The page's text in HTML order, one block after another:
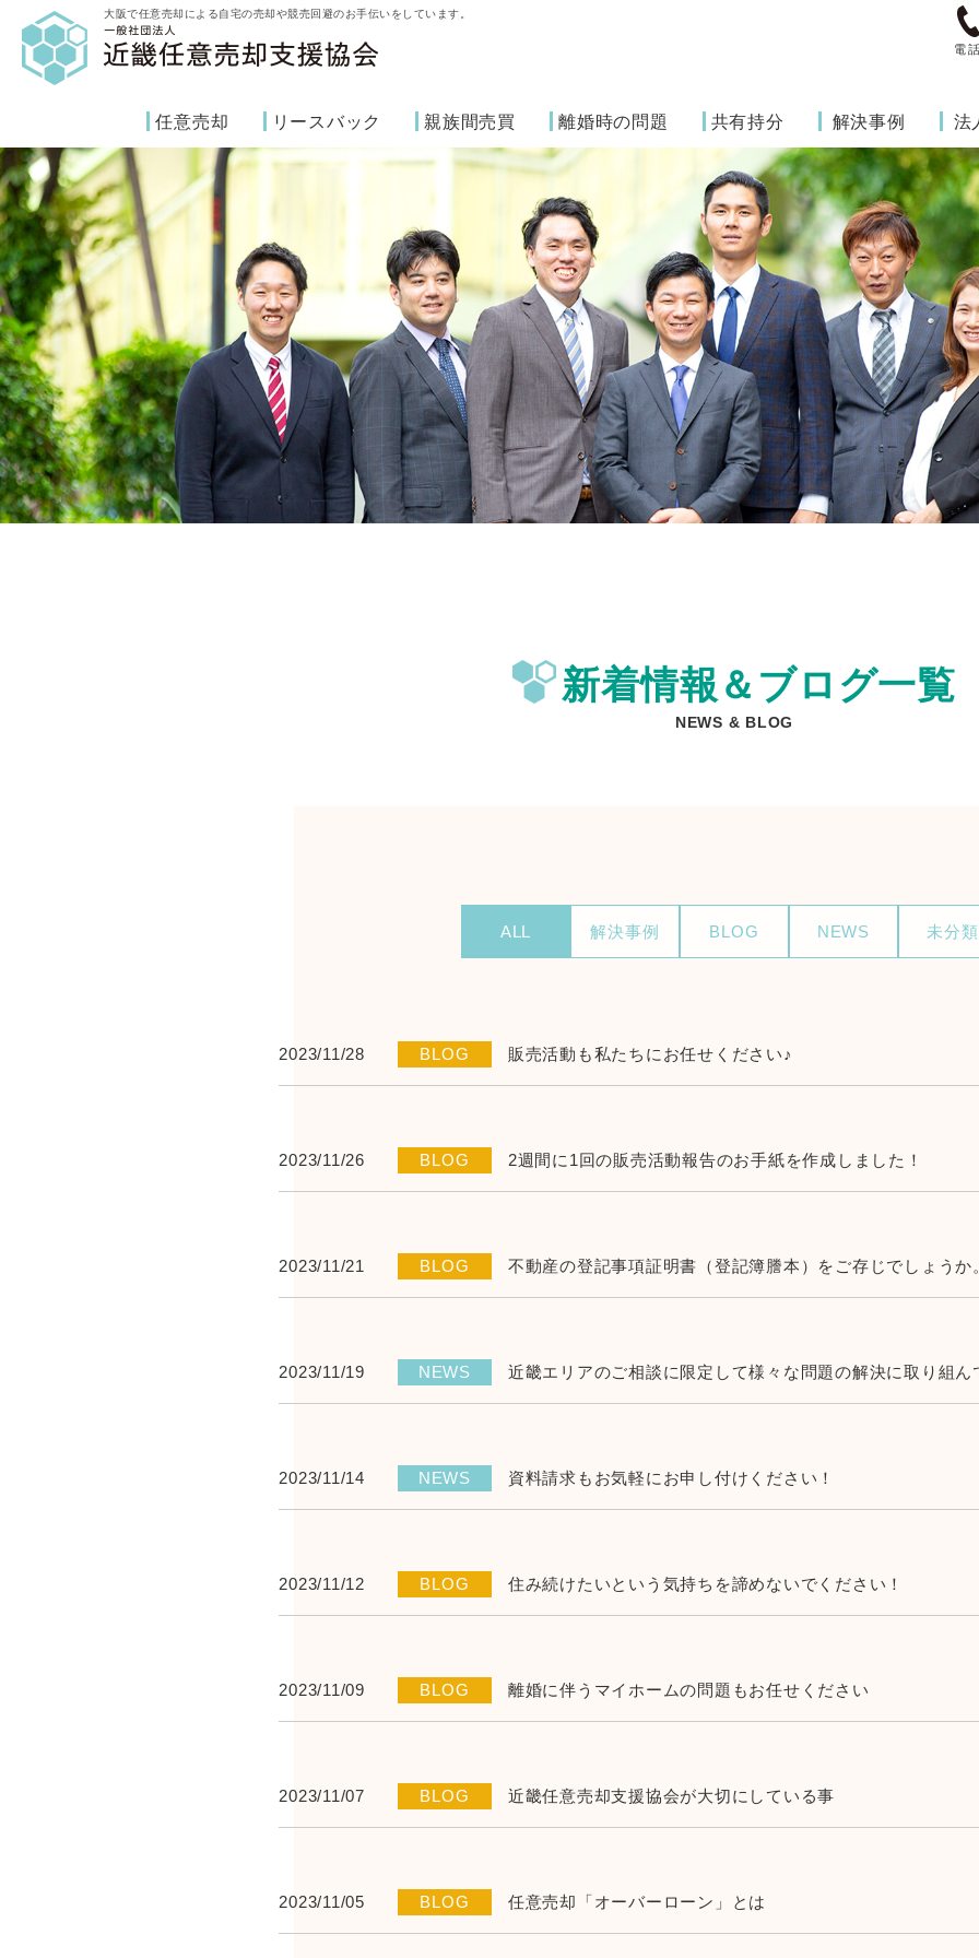
大阪で任意売却による自宅の売却や競売回避のお手伝いをしています。
電
任意売却 リースバック 親族間売買 離婚時の問題 共有持分 解決事例 法
新着情報＆ブログ一覧
NEWS & BLOG
ALL 解決事例 BLOG NEWS 未分類
2023/11/28 BLOG 販売活動も私たちにお任せください♪
2023/11/26 BLOG 2週間に1回の販売活動報告のお手紙を作成しました！
2023/11/21 BLOG 不動産の登記事項証明書（登記簿謄本）をご存じでしょうか
2023/11/19 NEWS 近畿エリアのご相談に限定して様々な問題の解決に取り組ん
2023/11/14 NEWS 資料請求もお気軽にお申し付けください！
2023/11/12 BLOG 住み続けたいという気持ちを諦めないでください！
2023/11/09 BLOG 離婚に伴うマイホームの問題もお任せください
2023/11/07 BLOG 近畿任意売却支援協会が大切にしている事
2023/11/05 BLOG 任意売却「オーバーローン」とは